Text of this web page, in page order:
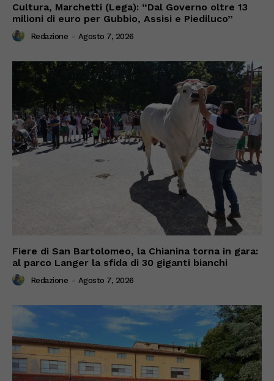
Cultura, Marchetti (Lega): “Dal Governo oltre 13
milioni di euro per Gubbio, Assisi e Piediluco”
Redazione - Agosto 7, 2026
Fiere di San Bartolomeo, la Chianina torna in gara:
al parco Langer la sfida di 30 giganti bianchi
Redazione - Agosto 7, 2026